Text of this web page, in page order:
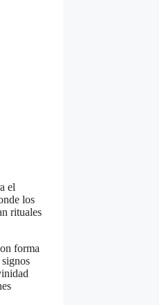
el
los
rituales
forma